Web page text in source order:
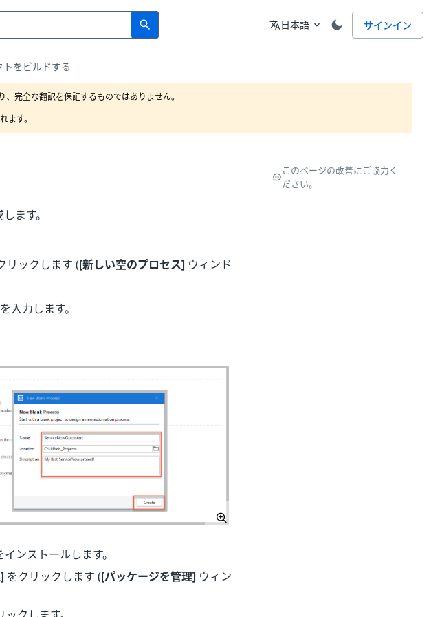
search
Search 言語
translate日本語 expand_more サインイン
をビルドする
完全な翻訳を保証するものではありません。
ます。
ます。
リックします ([新しい空のプロセス] ウィンド
を入力します。
ンストールします。
をクリックします ([パッケージを管理] ウィン
このページの改善にご協力く
ださい。